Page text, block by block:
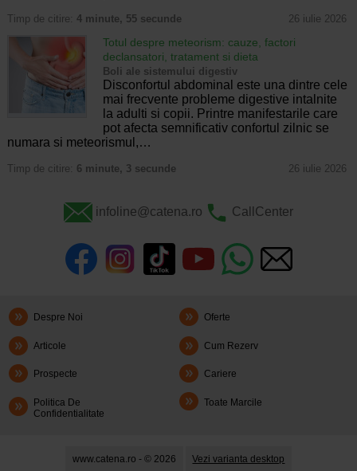
Timp de citire: 4 minute, 55 secunde 26 iulie 2026
Totul despre meteorism: cauze, factori
declansatori, tratament si dieta
Boli ale sistemului digestiv
Disconfortul abdominal este una dintre cele
mai frecvente probleme digestive intalnite
la adulti si copii. Printre manifestarile care
pot afecta semnificativ confortul zilnic se
numara si meteorismul,…
Timp de citire: 6 minute, 3 secunde 26 iulie 2026
infoline@catena.ro CallCenter
Despre Noi Oferte
Articole Cum Rezerv
Prospecte Cariere
Politica De
Confidentialitate
Toate Marcile
www.catena.ro - © 2026 Vezi varianta desktop